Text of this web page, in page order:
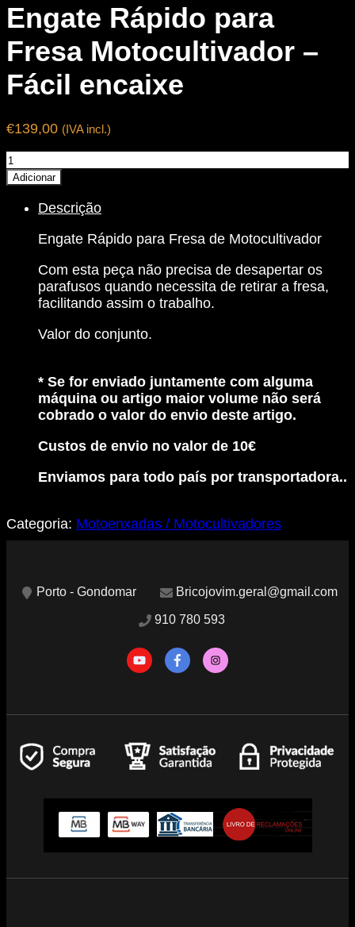
Engate Rápido para
Fresa Motocultivador –
Fácil encaixe
€139,00 (IVA incl.)
Quantidade
de
Rápido
Fresa
encaixe
Adicionar
Descrição
Engate Rápido para Fresa de Motocultivador
Com esta peça não precisa de desapertar os
parafusos quando necessita de retirar a fresa,
facilitando assim o trabalho.
Valor do conjunto.
* Se for enviado juntamente com alguma
máquina ou artigo maior volume não será
cobrado o valor do envio deste artigo.
Custos de envio no valor de 10€
Enviamos para todo país por transportadora..
Categoria: Motoenxadas / Motocultivadores
Porto - Gondomar Bricojovim.geral@gmail.com
910 780 593